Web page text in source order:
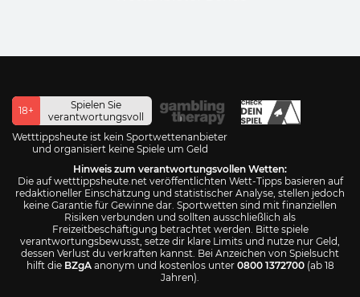
18+
Spielen Sie
verantwortungsvoll
Wetttippsheute ist kein Sportwettenanbieter
und organisiert keine Spiele um Geld
Hinweis zum verantwortungsvollen Wetten:
Die auf wetttippsheute.net veröffentlichten Wett-Tipps basieren auf
redaktioneller Einschätzung und statistischer Analyse, stellen jedoch
keine Garantie für Gewinne dar. Sportwetten sind mit finanziellen
Risiken verbunden und sollten ausschließlich als
Freizeitbeschäftigung betrachtet werden. Bitte spiele
verantwortungsbewusst, setze dir klare Limits und nutze nur Geld,
dessen Verlust du verkraften kannst. Bei Anzeichen von Spielsucht
hilft die BZgAanonym und kostenlos unter 0800 1372700(ab 18
Jahren).